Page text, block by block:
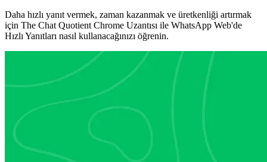
Daha hızlı yanıt vermek, zaman kazanmak ve üretkenliği artırmak
için The Chat Quotient Chrome Uzantısı ile WhatsApp Web'de
Hızlı Yanıtları nasıl kullanacağınızı öğrenin.